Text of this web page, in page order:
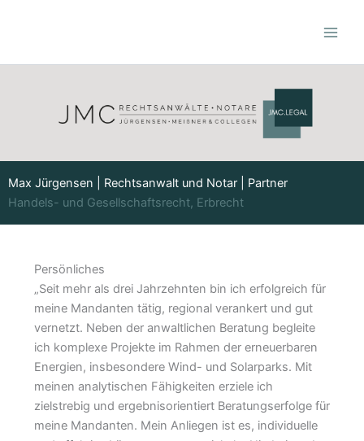
Max Jürgensen | Rechtsanwalt und Notar | Partner
Handels- und Gesellschaftsrecht, Erbrecht
Persönliches
„Seit mehr als drei Jahrzehnten bin ich erfolgreich für
meine Mandanten tätig, regional verankert und gut
vernetzt. Neben der anwaltlichen Beratung begleite
ich komplexe Projekte im Rahmen der erneuerbaren
Energien, insbesondere Wind- und Solarparks. Mit
meinen analytischen Fähigkeiten erziele ich
zielstrebig und ergebnisorientiert Beratungserfolge für
meine Mandanten. Mein Anliegen ist es, individuelle